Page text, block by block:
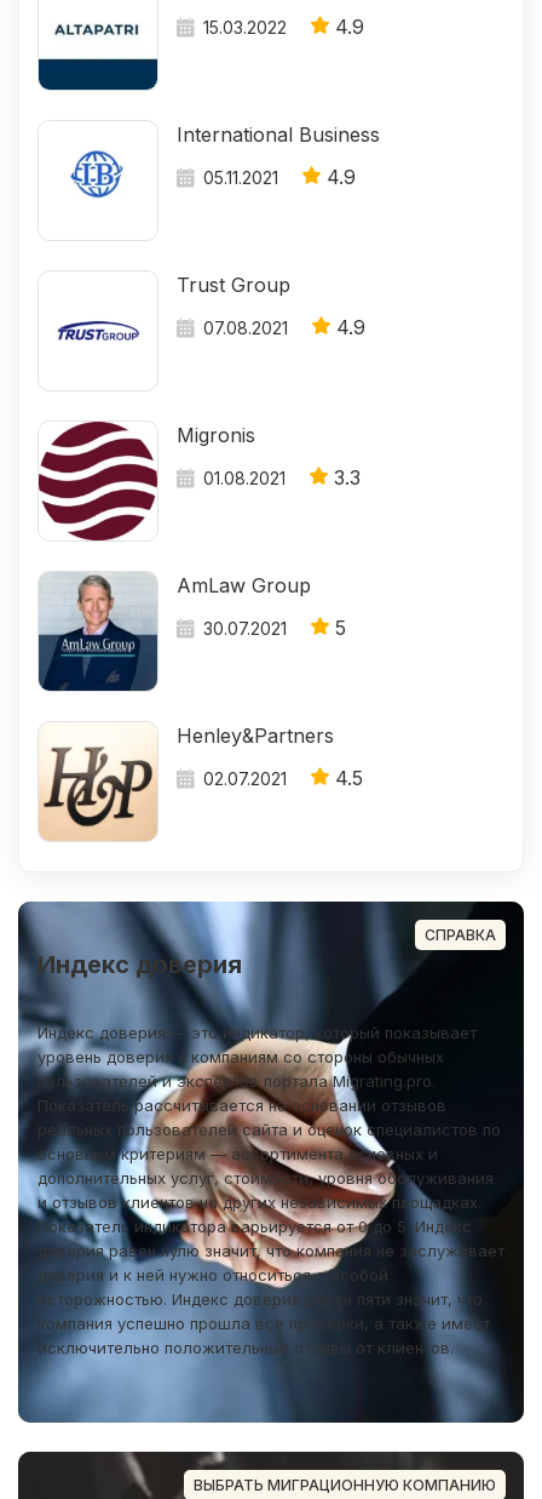
15.03.2022 4.9
International Business
05.11.2021 4.9
Trust Group
07.08.2021 4.9
Migronis
01.08.2021 3.3
AmLaw Group
30.07.2021 5
Henley&Partners
02.07.2021 4.5
Индекс доверия
Индекс доверия — это индикатор, который показывает
уровень доверия к компаниям со стороны обычных
пользователей и экспертов портала Migrating.pro.
Показатель рассчитывается на основании отзывов
реальных пользователей сайта и оценок специалистов по
основным критериям — ассортимента основных и
дополнительных услуг, стоимости, уровня обслуживания
и отзывов клиентов на других независимых площадках.
Показатель индикатора варьируется от 0 до 5. Индекс
доверия равен нулю значит, что компания не заслуживает
доверия и к ней нужно относиться с особой
осторожностью. Индекс доверия равен пяти значит, что
компания успешно прошла все проверки, а также имеет
исключительно положительные отзывы от клиентов.
СПРАВКА
ВЫБРАТЬ МИГРАЦИОННУЮ КОМПАНИЮ